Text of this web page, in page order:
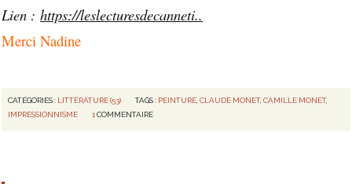
Lien : https://leslecturesdecanneti..
Merci Nadine
CATÉGORIES : LITTÉRATURE (53) TAGS : PEINTURE ,CLAUDE MONET,CAMILLE MONET,
IMPRESSIONNISME
1 COMMENTAIRE